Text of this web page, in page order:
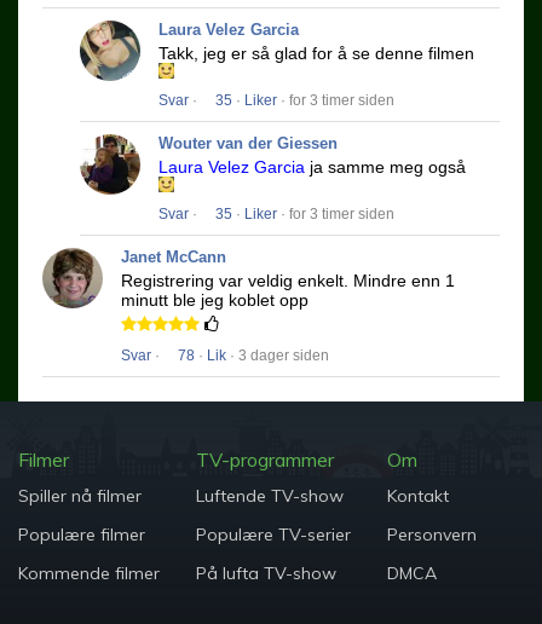
Laura Velez Garcia
Takk, jeg er så glad for å se denne filmen
Svar · 35 · Liker · for 3 timer siden
Wouter van der Giessen
Laura Velez Garcia ja samme meg også
Svar · 35 · Liker · for 3 timer siden
Janet McCann
Registrering var veldig enkelt. Mindre enn 1
minutt ble jeg koblet opp
Svar · 78 · Lik · 3 dager siden
Filmer
Spiller nå filmer
Populære filmer
Kommende filmer
TV-programmer
Luftende TV-show
Populære TV-serier
På lufta TV-show
Om
Kontakt
Personvern
DMCA